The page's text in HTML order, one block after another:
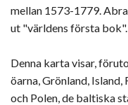
mellan 1573-1779.
ut "världens första bok".
Denna karta visar,
öarna, Grönland,
och Polen, de baltiska